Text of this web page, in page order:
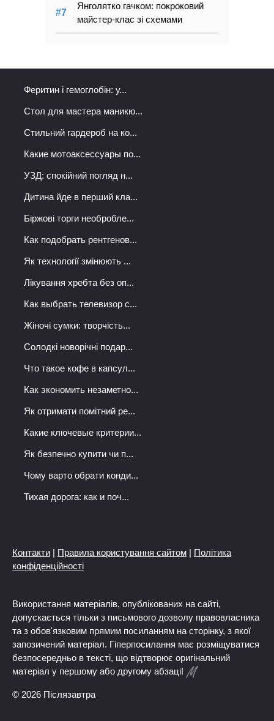
Янголятко гачком: покроковий
майстер-клас зі схемами
Феритин і гемоглобін: у...
Стол для мастера маникю...
Стильний гардероб на ко...
Какие мотоаксессуары по...
УЗД: спокійний погляд н...
Дитина йде в перший кла...
Біржові торги необробле...
Как подобрать рентгенов...
Як технології змінюють ...
Лікування хребта без оп...
Как выбрать телевизор с...
Жіночі сумки: творчість...
Солодкі новорічні подар...
Что такое кофе в капсул...
Как экономить незаметно...
Як отримати помітний ре...
Какие ключевые критерии...
Як безпечно купити чи п...
Чому варто обрати конди...
Тихая дорога: как и поч...
Контакти | Правила користування сайтом | Політика
конфіденційності
Використання матеріалів, опублікованих на сайті,
допускається тільки з письмового дозволу правовласника
та з обов'язковим прямим посиланням на сторінку, з якої
запозичений матеріал. Гіперпосилання має розміщуватися
безпосередньо в тексті, що відтворює оригінальний
матеріал у першому або другому абзаці!
© 2026 Післязавтра